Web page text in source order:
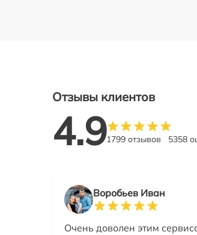
Отзывы клиентов
4.91799 отзывов 5358
Воробьев Иван
Очень доволен этим